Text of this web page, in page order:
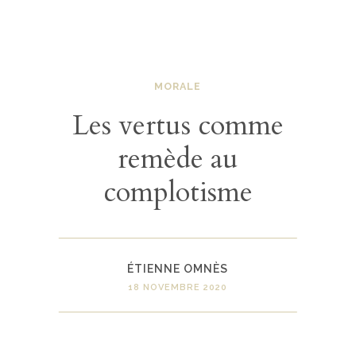
MORALE
Les vertus comme
remède au
complotisme
ÉTIENNE OMNÈS
18 NOVEMBRE 2020